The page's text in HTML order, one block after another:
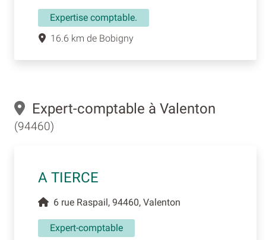
Expertise comptable.
16.6 km de Bobigny
Expert-comptable à Valenton
(94460)
A TIERCE
6 rue Raspail, 94460, Valenton
Expert-comptable